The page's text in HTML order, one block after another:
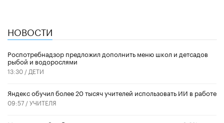
НОВОСТИ
Роспотребнадзор предложил дополнить меню школ и детсадов
рыбой и водорослями
13:30 / ДЕТИ
​Яндекс обучил более 20 тысяч учителей использовать ИИ в работе
09:57 /УЧИТЕЛЯ